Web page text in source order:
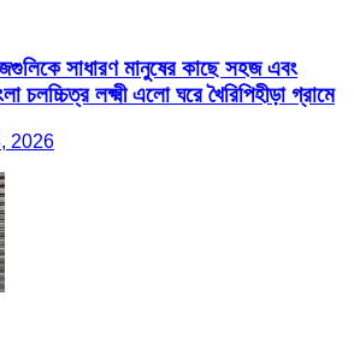
সাধারণ মানুষের কাছে সহজ এবং
চলচ্চিত্র লক্ষ্মী এলো ঘরে খৈরিপিহীড়া গ্রামে
2026